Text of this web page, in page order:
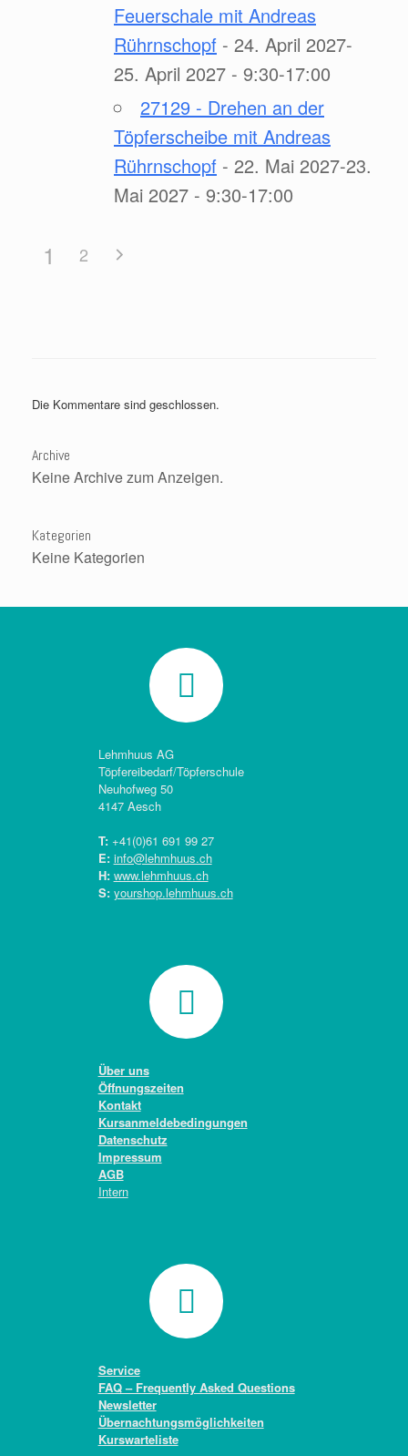
Feuerschale mit Andreas
Rührnschopf - 24. April 2027-
25. April 2027 - 9:30-17:00
27129 - Drehen an der
Töpferscheibe mit Andreas
Rührnschopf - 22. Mai 2027-23.
Mai 2027 - 9:30-17:00
1 2
Die Kommentare sind geschlossen.
Archive
Keine Archive zum Anzeigen.
Kategorien
Keine Kategorien
Lehmhuus AG
Töpfereibedarf/Töpferschule
Neuhofweg 50
4147 Aesch
T:+41(0)61 691 99 27
E: info@lehmhuus.ch
H: www.lehmhuus.ch
S: yourshop.lehmhuus.ch
Über uns
Öffnungszeiten
Kontakt
Kursanmeldebedingungen
Datenschutz
Impressum
AGB
Intern
Service
FAQ – Frequently Asked Questions
Newsletter
Übernachtungsmöglichkeiten
Kurswarteliste